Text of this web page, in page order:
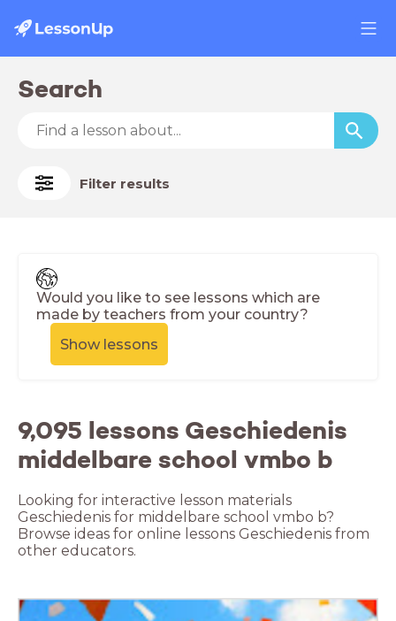
Search
Filter results
Would you like to see lessons which are
made by teachers from your country?
Show lessons
9,095 lessons Geschiedenis
middelbare school vmbo b
Looking for interactive lesson materials
Geschiedenis for middelbare school vmbo b?
Browse ideas for online lessons Geschiedenis from
other educators.